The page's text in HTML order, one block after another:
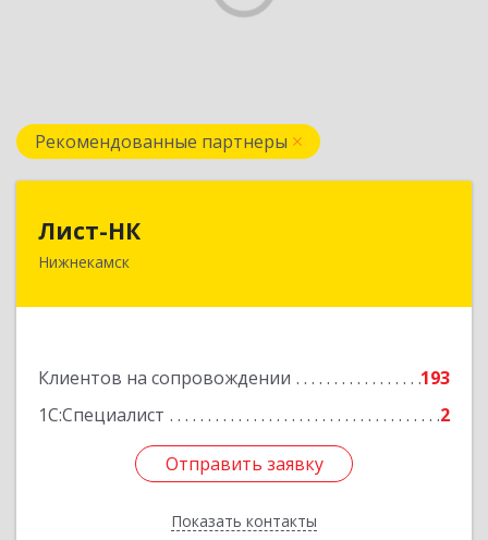
Рекомендованные партнеры
Лист-НК
Нижнекамск
Клиентов на сопровождении
193
1С:Специалист
2
Отправить заявку
Показать контакты
423585, Татарстан Респ, Нижнекамский р-н,
Отправить заявку
Назад